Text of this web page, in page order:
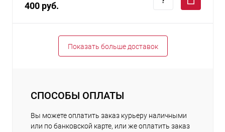
400 руб.
Показать больше доставок
СПОСОБЫ ОПЛАТЫ
Вы можете оплатить заказ курьеру наличными
или по банковской карте, или же оплатить заказ